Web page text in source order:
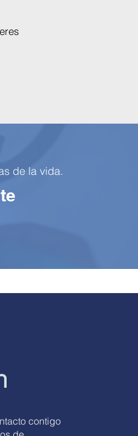
de la vida.
contigo